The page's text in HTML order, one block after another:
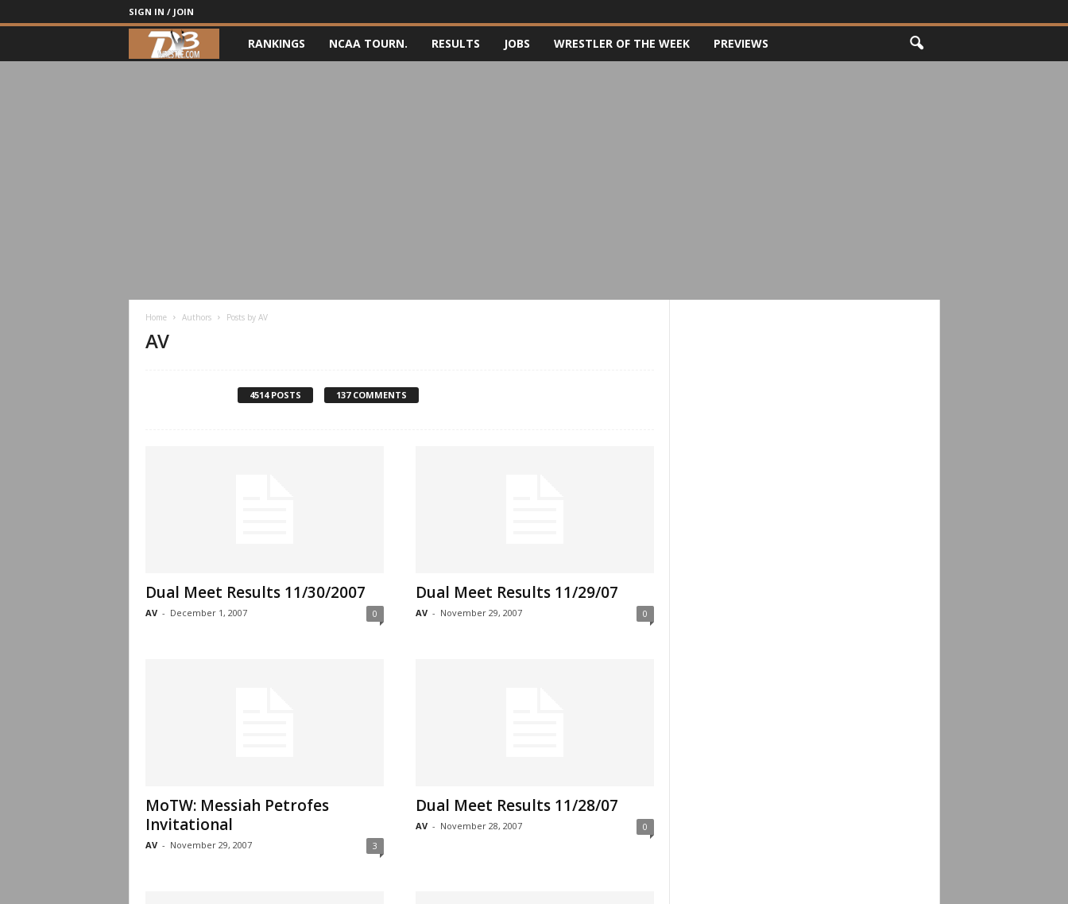
SIGN IN / JOIN
e
c
RANKINGS NCAA TOURN. RESULTS JOBS WRESTLER OF THE WEEK PREVIEWS
Home Authors Posts by AV
AV
4514 POSTS 137 COMMENTS
Dual Meet Results 11/30/2007
AV - December 1, 2007 0
Dual Meet Results 11/29/07
AV - November 29, 2007 0
MoTW: Messiah Petrofes
Invitational
AV - November 29, 2007 3
Dual Meet Results 11/28/07
AV - November 28, 2007 0